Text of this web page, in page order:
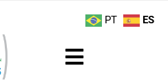
Toggle
PT ES